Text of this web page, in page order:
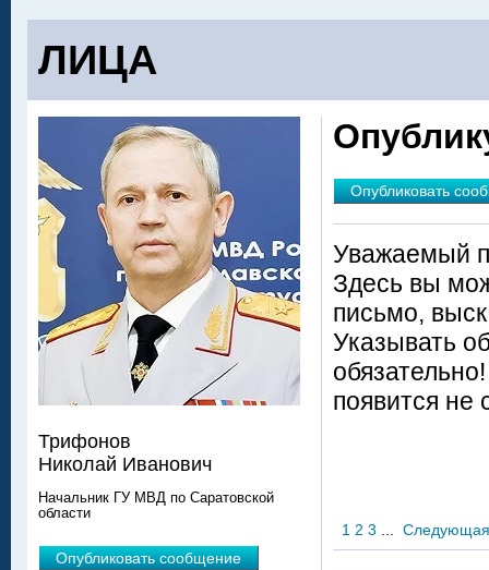
ЛИЦА
Опубликовать
Уважаемый
Здесь вы
письмо,
Указывать
появится не
1 2 3 Следующая
Трифонов
Николай Иванович
Начальник ГУ МВД по Саратовской
области
Опубликовать сообщение